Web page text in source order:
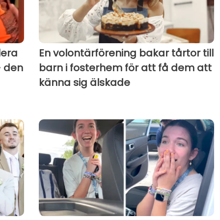
den
En volontärförening bakar tårtor till
barn i fosterhem för att få dem att
känna sig älskade